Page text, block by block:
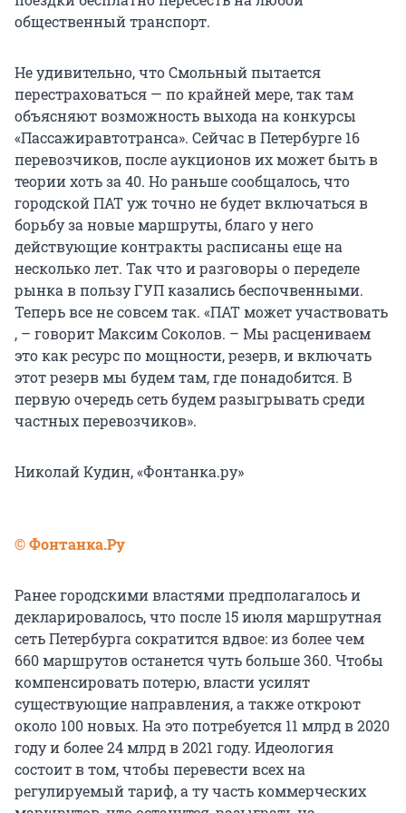
общественный транспорт.
Не удивительно, что Смольный пытается
перестраховаться — по крайней мере, так там
объясняют возможность выхода на конкурсы
«Пассажиравтотранса». Сейчас в Петербурге 16
перевозчиков, после аукционов их может быть в
теории хоть за 40. Но раньше сообщалось, что
городской ПАТ уж точно не будет включаться в
борьбу за новые маршруты, благо у него
действующие контракты расписаны еще на
несколько лет. Так что и разговоры о переделе
рынка в пользу ГУП казались беспочвенными.
Теперь все не совсем так. «ПАТ может участвовать
, – говорит Максим Соколов. – Мы расцениваем
это как ресурс по мощности, резерв, и включать
этот резерв мы будем там, где понадобится. В
первую очередь сеть будем разыгрывать среди
частных перевозчиков».
Николай Кудин, «Фонтанка.ру»
© Фонтанка.Ру
Ранее городскими властями предполагалось и
декларировалось, что после 15 июля маршрутная
сеть Петербурга сократится вдвое: из более чем
660 маршрутов останется чуть больше 360. Чтобы
компенсировать потерю, власти усилят
существующие направления, а также откроют
около 100 новых. На это потребуется 11 млрд в 2020
году и более 24 млрд в 2021 году. Идеология
состоит в том, чтобы перевести всех на
регулируемый тариф, а ту часть коммерческих